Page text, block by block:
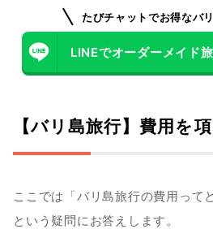
たびチャットでお得なバ
LINEでオーダーメイド
【バリ島旅行】費用を
ここでは「バリ島旅行の費用って
という疑問にお答えします。